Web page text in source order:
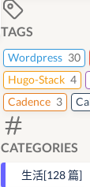
TAGS
Wordpress 30
Hugo-Stack 4
Cadence 3
CATEGORIES
生活[128 篇]